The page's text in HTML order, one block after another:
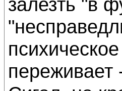
переживает